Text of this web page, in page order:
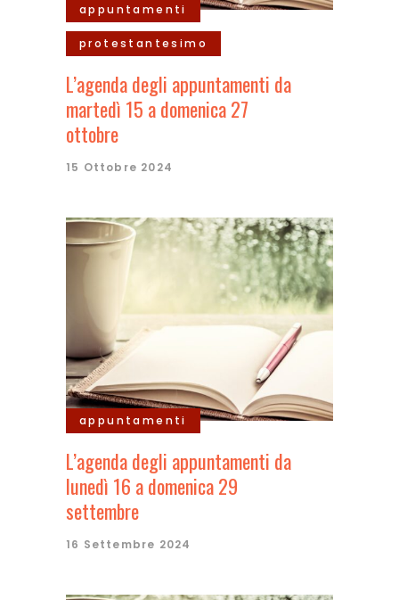
appuntamenti
protestantesimo
L’agenda degli appuntamenti da
martedì 15 a domenica 27
ottobre
15 Ottobre 2024
appuntamenti
L’agenda degli appuntamenti da
lunedì 16 a domenica 29
settembre
16 Settembre 2024